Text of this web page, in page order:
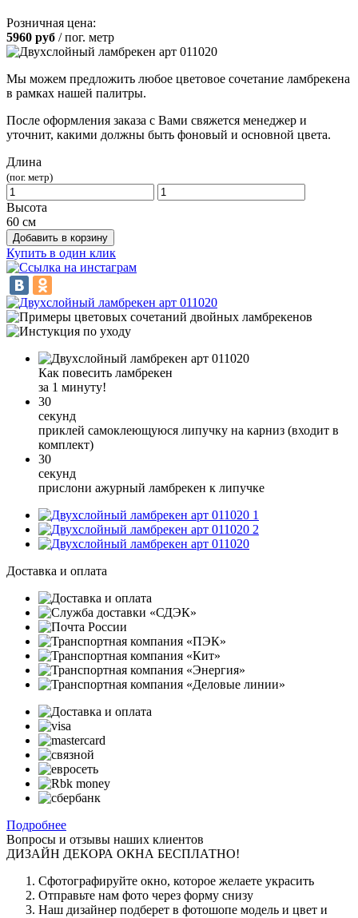
Розничная цена:
5960 руб / пог. метр
Мы можем предложить любое цветовое сочетание ламбрекена
в рамках нашей палитры.
После оформления заказа с Вами свяжется менеджер и
уточнит, какими должны быть фоновый и основной цвета.
Длина
(пог. метр)
Высота
60 см
Добавить в корзину
Купить в один клик
Как повесить ламбрекен
за 1 минуту!
30
секунд
приклей самоклеющуюся липучку на карниз (входит в
комплект)
30
секунд
прислони ажурный ламбрекен к липучке
1
2
Доставка и оплата
Подробнее
Вопросы и отзывы наших клиентов
ДИЗАЙН ДЕКОРА ОКНА БЕСПЛАТНО!
Сфотографируйте окно, которое желаете украсить
Отправьте нам фото через форму снизу
Наш дизайнер подберет в фотошопе модель и цвет и